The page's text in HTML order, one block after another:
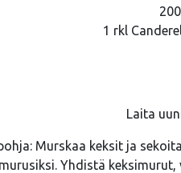
1 rkl
Laita
Murskaa keksit ja
Yhdistä